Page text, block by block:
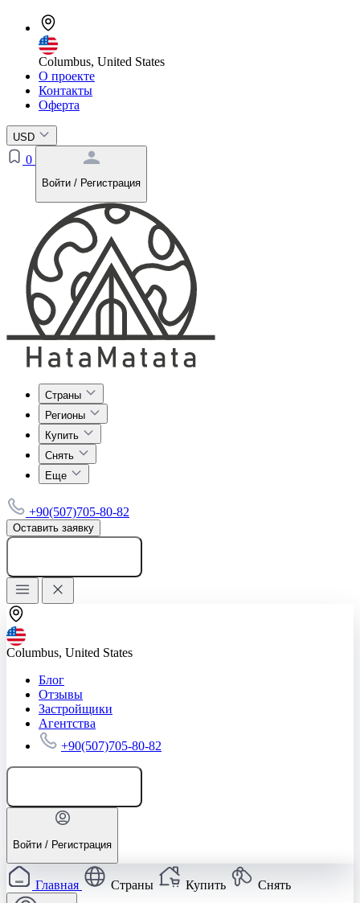
Columbus, United States
О проекте
Контакты
Оферта
USD
0
Войти / Регистрация
Страны
Регионы
Купить
Снять
Еще
+90(507)705-80-82
Оставить заявку
Columbus, United States
Блог
Отзывы
Застройщики
Агентства
+90(507)705-80-82
Войти / Регистрация
Главная Страны Купить Снять